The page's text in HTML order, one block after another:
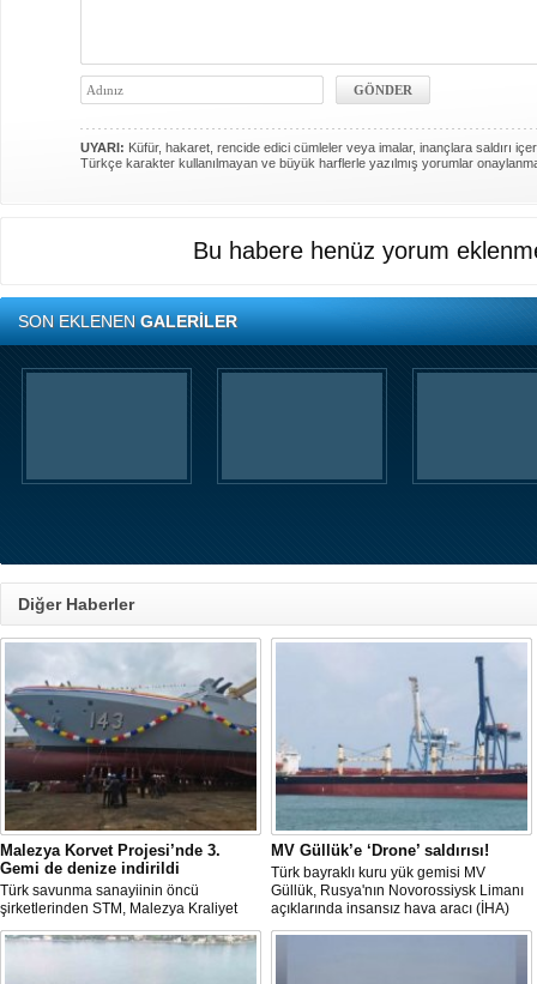
UYARI: Küfür, hakaret, rencide edici cümleler veya imalar, inançlara saldırı
Türkçe karakter kullanılmayan ve büyük harflerle yazılmış yorumlar
Bu habere henüz yorum
SON EKLENENGALERİLER
Diğer Haberler
Malezya Korvet Projesi’nde 3.
Gemi de denize indirildi
Türk savunma sanayiinin öncü
şirketlerinden STM, Malezya Kraliyet
Donanması için inşa ettiği üç korvetlik
projede son gemiyi de denize indirdi.
MV Güllük’e ‘Drone’ saldırısı!
Türk bayraklı kuru yük gemisi MV
Güllük, Rusya'nın Novorossiysk Limanı
açıklarında insansız hava aracı (İHA)
saldırısına uğradı.